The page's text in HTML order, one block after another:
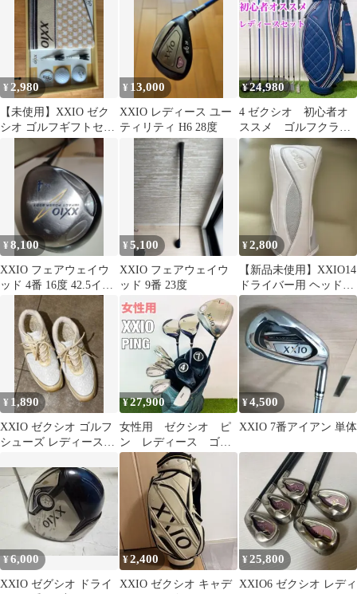
¥2,980
【未使用】XXIO ゼク
シオ ゴルフギフトセッ
ト GGF-F2044
¥ 13,000
XXIO レディース ユー
ティリティ H6 28度
¥24,980
4 ゼクシオ 初心者オ
ススメ ゴルフクラ
ブ レディースセッ
ト 右利き
¥8,100
XXIO フェアウェイウ
ッド 4番 16度 42.5イン
チ R(専用カバー付)
¥5,100
XXIO フェアウェイウ
ッド 9番 23度
¥2,800
【新品未使用】XXIO14
ドライバー用 ヘッドカ
バー ホワイト
¥ 1,890
XXIO ゼクシオ ゴルフ
シューズ レディース
¥27,900
女性用 ゼクシオ ピ
ン レディース ゴル
フクラブセット XXIO
PING 右
¥4,500
XXIO 7番アイアン 単体
¥6,000
XXIO ゼグシオ ドライ
¥2,400
XXIO ゼクシオ キャデ
¥25,800
XXIO6 ゼクシオ レディ